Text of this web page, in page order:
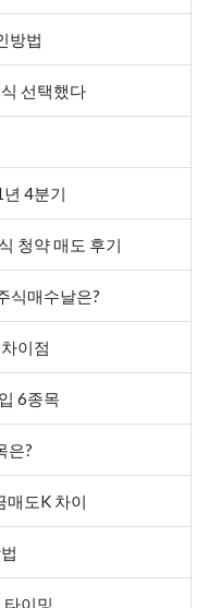
방법
선택했다
4분기
청약 매도 후기
식매수날은?
이점
6종목
은?
매도K 차이
이밍